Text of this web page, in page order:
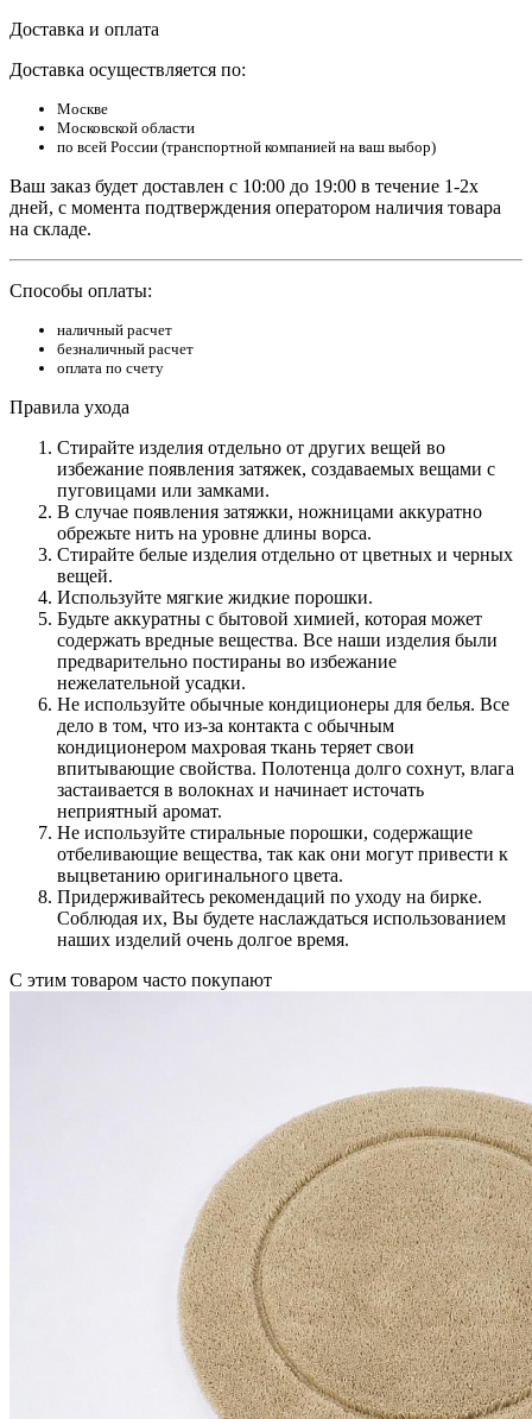
Доставка и оплата
Доставка осуществляется по:
Москве
Московской области
по всей России (транспортной компанией на ваш выбор)
Ваш заказ будет доставлен с 10:00 до 19:00 в течение 1-2х
дней, с момента подтверждения оператором наличия товара
на складе.
Способы оплаты:
наличный расчет
безналичный расчет
оплата по счету
Правила ухода
Стирайте изделия отдельно от других вещей во
избежание появления затяжек, создаваемых вещами с
пуговицами или замками.
В случае появления затяжки, ножницами аккуратно
обрежьте нить на уровне длины ворса.
Стирайте белые изделия отдельно от цветных и черных
вещей.
Используйте мягкие жидкие порошки.
Будьте аккуратны с бытовой химией, которая может
содержать вредные вещества. Все наши изделия были
предварительно постираны во избежание
нежелательной усадки.
Не используйте обычные кондиционеры для белья. Все
дело в том, что из-за контакта с обычным
кондиционером махровая ткань теряет свои
впитывающие свойства. Полотенца долго сохнут, влага
застаивается в волокнах и начинает источать
неприятный аромат.
Не используйте стиральные порошки, содержащие
отбеливающие вещества, так как они могут привести к
выцветанию оригинального цвета.
Придерживайтесь рекомендаций по уходу на бирке.
Соблюдая их, Вы будете наслаждаться использованием
наших изделий очень долгое время.
С этим товаром часто покупают